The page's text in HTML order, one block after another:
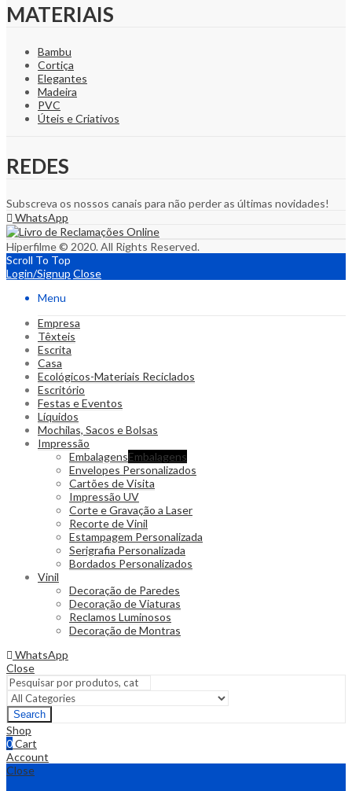
MATERIAIS
Bambu
Cortiça
Elegantes
Madeira
PVC
Úteis e Criativos
REDES
Subscreva os nossos canais para não perder as últimas novidades!
WhatsApp
Hiperfilme © 2020. All Rights Reserved.
Scroll To Top
Login/Signup Close
Menu
Empresa
Têxteis
Escrita
Casa
Ecológicos-Materiais Reciclados
Escritório
Festas e Eventos
Líquidos
Mochilas, Sacos e Bolsas
Impressão
EmbalagensEmbalagens
Envelopes Personalizados
Cartões de Visita
Impressão UV
Corte e Gravação a Laser
Recorte de Vinil
Estampagem Personalizada
Serigrafia Personalizada
Bordados Personalizados
Vinil
Decoração de Paredes
Decoração de Viaturas
Reclamos Luminosos
Decoração de Montras
WhatsApp
Close
Search
Shop
0Cart
Account
Close